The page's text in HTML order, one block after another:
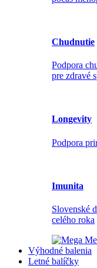
Chudnutie
Podpora
pre zdravé
Longevity
Podpora
Imunita
Slovenské
celého roka
Výhodné balenia
Letné balíčky